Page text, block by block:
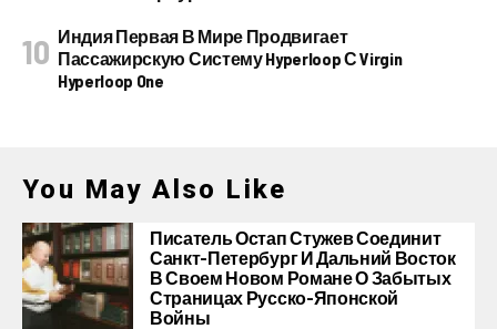
Индия Первая В Мире Продвигает
Пассажирскую Систему Hyperloop С Virgin
Hyperloop One
You May Also Like
Писатель Остап Стужев Соединит
Санкт-Петербург И Дальний Восток
В Своем Новом Романе О Забытых
Страницах Русско-Японской
Войны